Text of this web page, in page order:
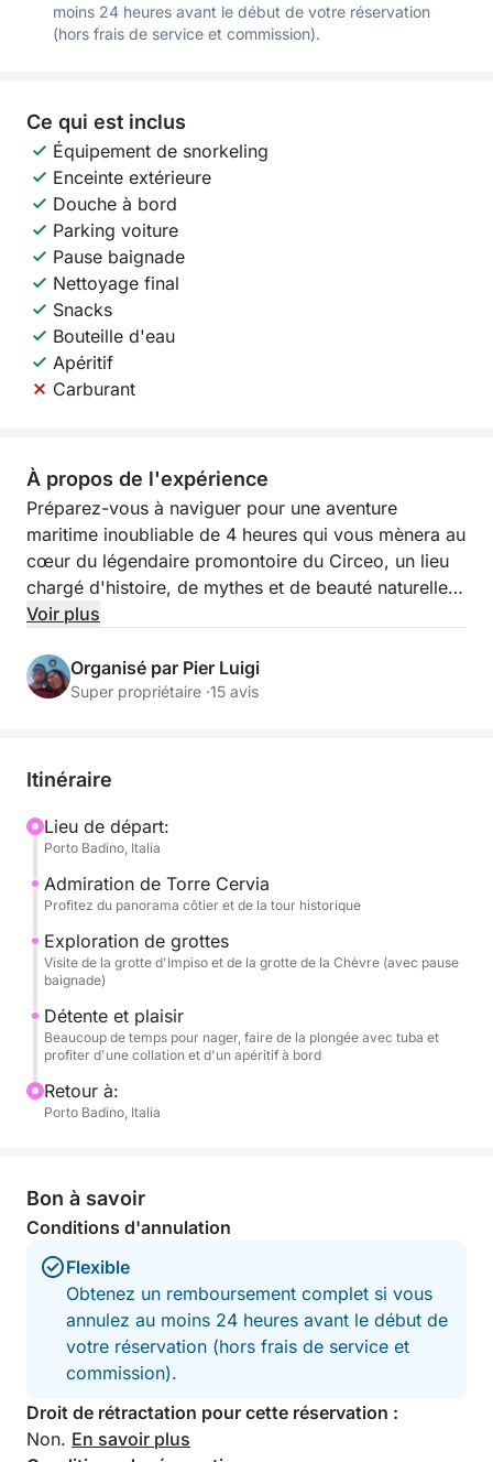
moins 24 heures avant le début de votre réservation
(hors frais de service et commission).
Ce qui est inclus
Équipement de snorkeling
Enceinte extérieure
Douche à bord
Parking voiture
Pause baignade
Nettoyage final
Snacks
Bouteille d'eau
Apéritif
Carburant
À propos de l'expérience
Préparez-vous à naviguer pour une aventure
maritime inoubliable de 4 heures qui vous mènera au
cœur du légendaire promontoire du Circeo, un lieu
chargé d'histoire, de mythes et de beauté naturelle !
Au départ de Porto Badino, vous embarquerez à
confortable, de 150 CV, pour une excursion
exclusive à travers de fascinantes grottes marines et
Notre navigation vous emmènera à la découverte
emblématique. Nous admirerons l'historique tour de
Cervia, qui veille sur la côte, et nous entrerons dans
la suggestive Grotta dell'Impiso, célèbre pour ses
jeux de lumière et ses formations rocheuses uniques.
Nous ferons également escale à la célèbre Grotta
delle Capre, une grande cavité marine où vous
pourrez vous rafraîchir dans des eaux cristallines.
Chaque escale sera l'occasion de plonger dans une
mer transparente et de profiter de la tranquillité et de
la beauté de ces lieux uniques. Vous pourrez vous
adonner au snorkeling et explorer des fonds marins
est pensé pour votre confort et votre plaisir. Vous
disposerez d'une chaîne stéréo pour écouter votre
vous rafraîchir après chaque plongée. L'excursion
comprend également le parking pour votre voiture,
le nettoyage final du bateau, une délicieuse
collation, de l'eau en abondance et un apéritif
rafraîchissant pour admirer la beauté du paysage.
Une expérience complète, idéale pour ceux qui
recherchent détente, aventure, histoire et la beauté
Voir plus
Organisé par Pier Luigi
Super propriétaire ·15 avis
Itinéraire
Lieu de départ:
Porto Badino, Italia
Admiration de Torre Cervia
Profitez du panorama côtier et de la tour historique
Exploration de grottes
Visite de la grotte d'Impiso et de la grotte de la Chèvre (avec pause
baignade)
Détente et plaisir
Beaucoup de temps pour nager, faire de la plongée avec tuba et
profiter d'une collation et d'un apéritif à bord
Retour à:
Porto Badino, Italia
Bon à savoir
Conditions d'annulation
Flexible
Obtenez un remboursement complet si vous
annulez au moins 24 heures avant le début de
votre réservation (hors frais de service et
commission).
Droit de rétractation pour cette réservation :
Non. En savoir plus